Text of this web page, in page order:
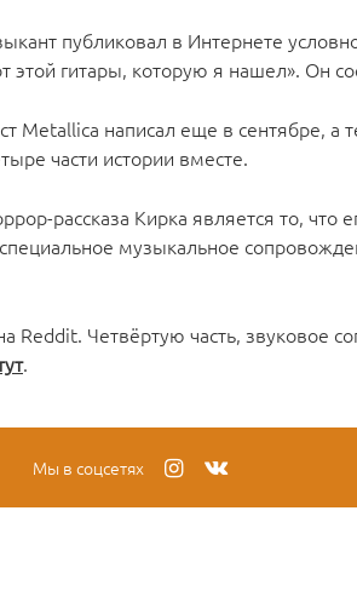
публиковал в Интернете
этой гитары, которую я нашел». Он
Metallica написал еще в сентябре, а
части истории вместе.
рассказа Кирка является то, что
музыкальное
Reddit. Четвёртую часть, звуковое
.
Мы в соцсетях